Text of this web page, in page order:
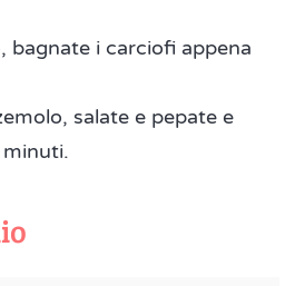
bagnate i carciofi appena
salate e pepate e